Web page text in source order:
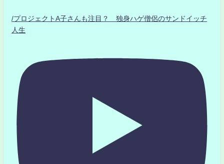
/プロジェクトA子さんも注目？ 独身ハゲ僧侶のサンドイッチ
人生